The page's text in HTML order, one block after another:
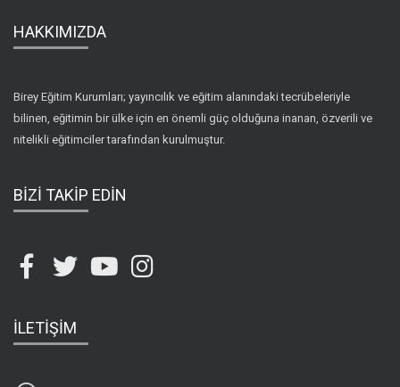
HAKKIMIZDA
Birey Eğitim Kurumları; yayıncılık ve eğitim alanındaki tecrübeleriyle
bilinen, eğitimin bir ülke için en önemli güç olduğuna inanan, özverili ve
nitelikli eğitimciler tarafından kurulmuştur.
BİZİ TAKİP EDİN
İLETİŞİM